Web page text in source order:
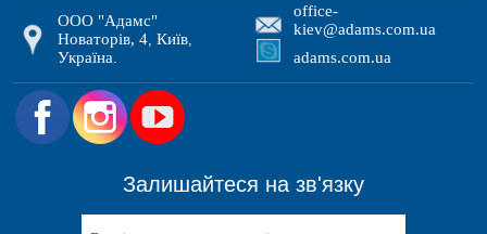
ООО "Адамс"
Новаторів, 4 ,Київ
Україна
office-
kiev@adams.com.ua
adams.com.ua
.
Залишайтеся на зв'язку